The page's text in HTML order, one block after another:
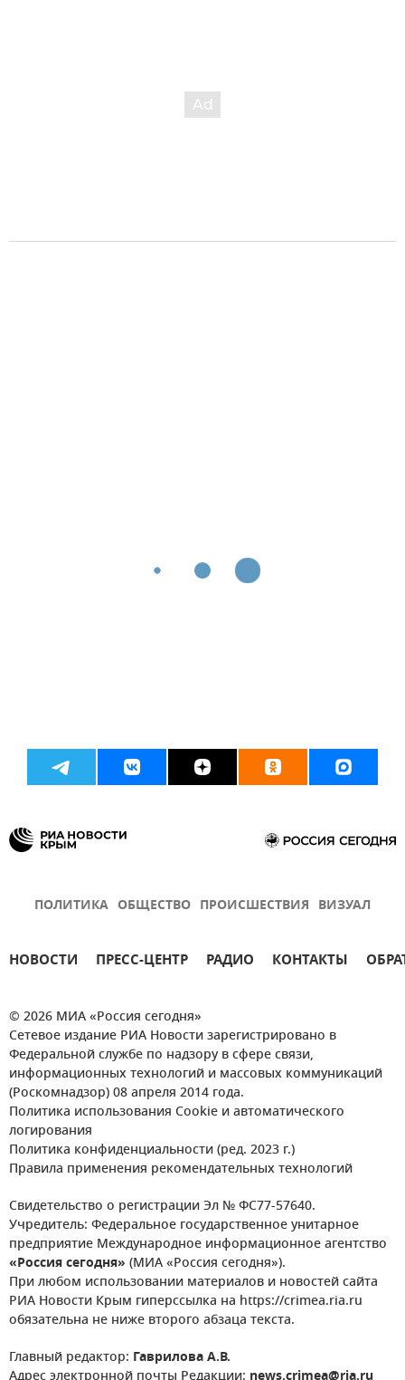
ПОЛИТИКА ОБЩЕСТВО ПРОИСШЕСТВИЯ ВИЗУАЛ
НОВОСТИ ПРЕСС-ЦЕНТР РАДИО КОНТАКТЫ
© 2026 МИА «Россия сегодня»
Сетевое издание РИА Новости зарегистрировано в
Федеральной службе по надзору в сфере связи,
информационных технологий и массовых коммуникаций
(Роскомнадзор) 08 апреля 2014 года.
Политика использования Cookie и автоматического
логирования
Политика конфиденциальности (ред. 2023 г.)
Правила применения рекомендательных технологий
Свидетельство о регистрации Эл № ФС77-57640.
Учредитель: Федеральное государственное унитарное
предприятие Международное информационное агентство
«Россия сегодня» (МИА «Россия сегодня»).
При любом использовании материалов и новостей сайта
РИА Новости Крым гиперссылка на https://crimea.ria.ru
обязательна не ниже второго абзаца текста.
Главный редактор: Гаврилова А.В.